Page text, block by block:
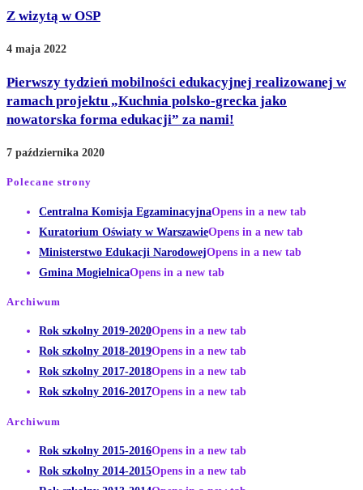
Z wizytą w OSP
4 maja 2022
Pierwszy tydzień mobilności edukacyjnej realizowanej w
ramach projektu „Kuchnia polsko-grecka jako
nowatorska forma edukacji” za nami!
7 października 2020
Polecane strony
Centralna Komisja EgzaminacyjnaOpens in a new tab
Kuratorium Oświaty w WarszawieOpens in a new tab
Ministerstwo Edukacji NarodowejOpens in a new tab
Gmina MogielnicaOpens in a new tab
Archiwum
Rok szkolny 2019-2020Opens in a new tab
Rok szkolny 2018-2019Opens in a new tab
Rok szkolny 2017-2018Opens in a new tab
Rok szkolny 2016-2017Opens in a new tab
Archiwum
Rok szkolny 2015-2016Opens in a new tab
Rok szkolny 2014-2015Opens in a new tab